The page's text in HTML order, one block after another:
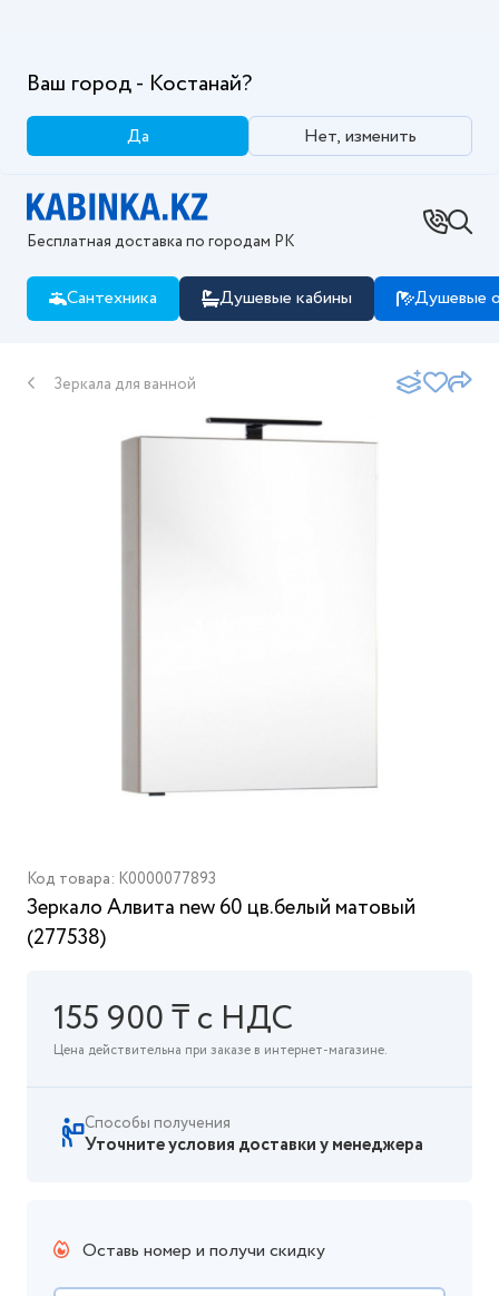
Ваш город - Костанай?
Да Нет, изменить
Бесплатная доставка по городам РК
Сантехника Душевые кабины Душевые
Зеркала для ванной
Код товара: K0000077893
Зеркало Алвита new 60 цв.белый матовый
(277538)
155 900 ₸ с НДС
Цена действительна при заказе в интернет-магазине.
Способы получения
Уточните условия доставки у менеджера
Оставь номер и получи скидку